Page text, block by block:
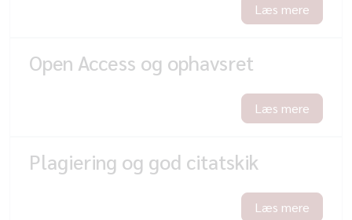
Læs mere
Open Access og ophavsret
Læs mere
Plagiering og god citatskik
Læs mere